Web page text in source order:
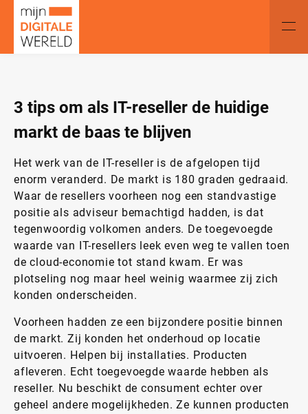
3 tips om als IT-reseller de huidige
markt de baas te blijven
Het werk van de IT-reseller is de afgelopen tijd
enorm veranderd. De markt is 180 graden gedraaid.
Waar de resellers voorheen nog een standvastige
positie als adviseur bemachtigd hadden, is dat
tegenwoordig volkomen anders. De toegevoegde
waarde van IT-resellers leek even weg te vallen toen
de cloud-economie tot stand kwam. Er was
plotseling nog maar heel weinig waarmee zij zich
konden onderscheiden.
Voorheen hadden ze een bijzondere positie binnen
de markt. Zij konden het onderhoud op locatie
uitvoeren. Helpen bij installaties. Producten
afleveren. Echt toegevoegde waarde hebben als
reseller. Nu beschikt de consument echter over
geheel andere mogelijkheden. Ze kunnen producten